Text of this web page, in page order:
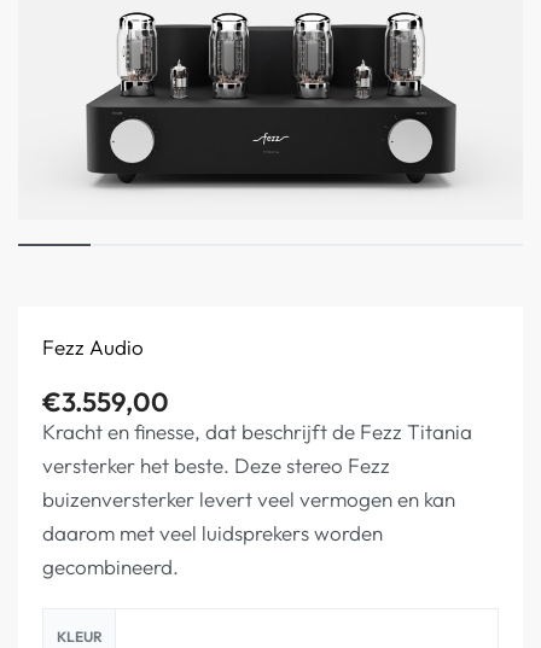
Fezz Audio
€3.559,00
Kracht en finesse, dat beschrijft de Fezz Titania
versterker het beste. Deze stereo Fezz
buizenversterker levert veel vermogen en kan
daarom met veel luidsprekers worden
gecombineerd.
KLEUR